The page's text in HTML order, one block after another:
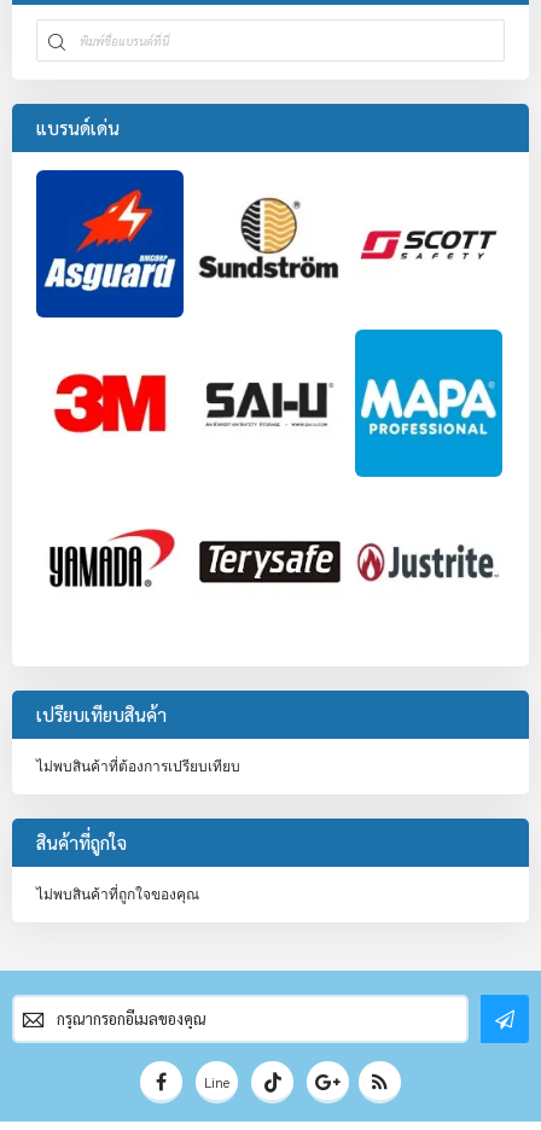
แบรนด์เด่น
เปรียบเทียบสินค้า
ไม่พบสินค้าที่ต้องการเปรียบเทียบ
สินค้าที่ถูกใจ
ไม่พบสินค้าที่ถูกใจของคุณ
สมัคร
สมาชิก
จดหมาย
Line